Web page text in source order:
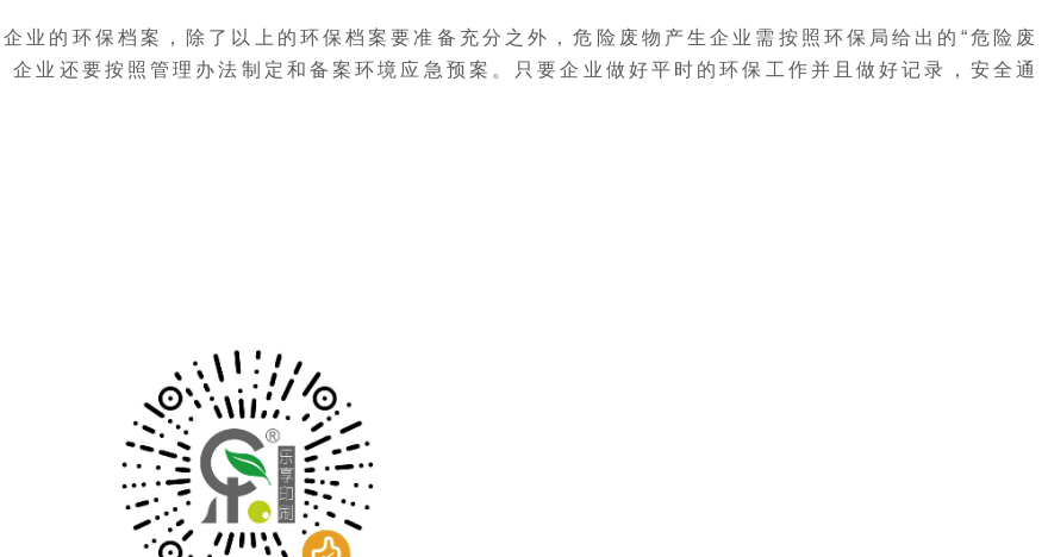
业的环保档案，除了以上的环保档案要准备充分之外，危险废物产生企业需按照环保局给出的“危险废
业还要按照管理办法制定和备案环境应急预案。只要企业做好平时的环保工作并且做好记录，安全通